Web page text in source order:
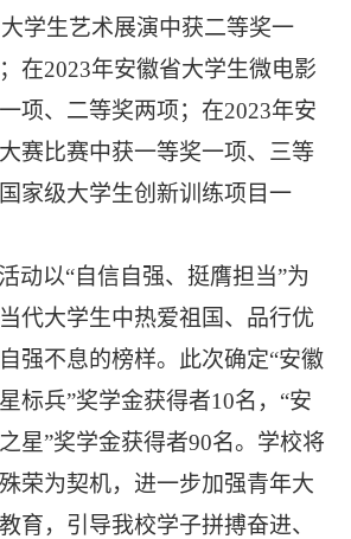
学生艺术展演中获二等奖一
在2023年安徽省大学生微电影
项、二等奖两项；在2023年安
赛比赛中获一等奖一项、三等
家级大学生创新训练项目一
动以“自信自强、挺膺担当”为
代大学生中热爱祖国、品行优
强不息的榜样。此次确定“安徽
标兵”奖学金获得者10名，“安
星”奖学金获得者90名。学校将
荣为契机，进一步加强青年大
育，引导我校学子拼搏奋进、